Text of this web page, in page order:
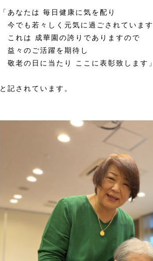
「あなたは 毎日健康に気を配り
今でも若々しく元気に過ごされています
これは 成華園の誇りでありますので
益々のご活躍を期待し
敬老の日に当たり ここに表彰致します」
と記されています。